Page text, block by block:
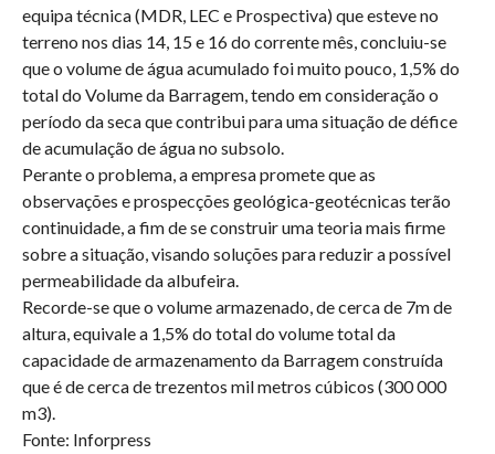
equipa técnica (MDR, LEC e Prospectiva) que esteve no
terreno nos dias 14, 15 e 16 do corrente mês, concluiu-se
que o volume de água acumulado foi muito pouco, 1,5% do
total do Volume da Barragem, tendo em consideração o
período da seca que contribui para uma situação de défice
de acumulação de água no subsolo.
Perante o problema, a empresa promete que as
observações e prospecções geológica-geotécnicas terão
continuidade, a fim de se construir uma teoria mais firme
sobre a situação, visando soluções para reduzir a possível
permeabilidade da albufeira.
Recorde-se que o volume armazenado, de cerca de 7m de
altura, equivale a 1,5% do total do volume total da
capacidade de armazenamento da Barragem construída
que é de cerca de trezentos mil metros cúbicos (300 000
m3).
Fonte: Inforpress